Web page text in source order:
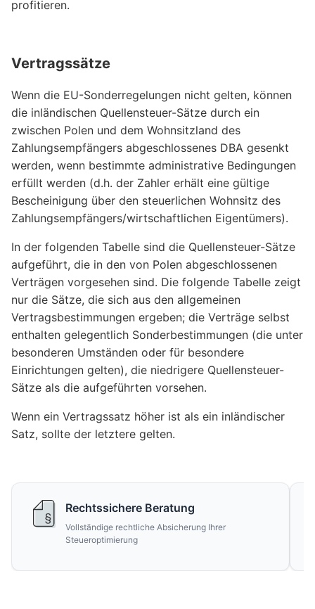
profitieren.
Vertragssätze
Wenn die EU-Sonderregelungen nicht gelten, können
die inländischen Quellensteuer-Sätze durch ein
zwischen Polen und dem Wohnsitzland des
Zahlungsempfängers abgeschlossenes DBA gesenkt
werden, wenn bestimmte administrative Bedingungen
erfüllt werden (d.h. der Zahler erhält eine gültige
Bescheinigung über den steuerlichen Wohnsitz des
Zahlungsempfängers/wirtschaftlichen Eigentümers).
In der folgenden Tabelle sind die Quellensteuer-Sätze
aufgeführt, die in den von Polen abgeschlossenen
Verträgen vorgesehen sind. Die folgende Tabelle zeigt
nur die Sätze, die sich aus den allgemeinen
Vertragsbestimmungen ergeben; die Verträge selbst
enthalten gelegentlich Sonderbestimmungen (die unter
besonderen Umständen oder für besondere
Einrichtungen gelten), die niedrigere Quellensteuer-
Sätze als die aufgeführten vorsehen.
Wenn ein Vertragssatz höher ist als ein inländischer
Satz, sollte der letztere gelten.
Rechtssichere Beratung
Vollständige rechtliche Absicherung Ihrer
Steueroptimierung